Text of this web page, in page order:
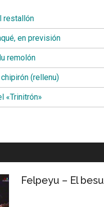
restallón
en previsión
remolón
(rellenu)
«Trinitrón»
Felpeyu – El besu